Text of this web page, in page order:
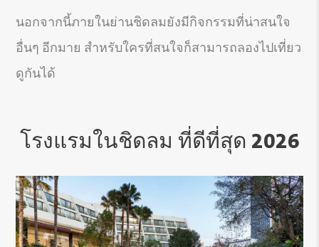
นอกจากนี้ภายในย่านชิดลมยังมีกิจกรรมที่น่าสนใจ
อื่นๆ อีกมาย สำหรับใครที่สนใจก็สามารถลองไปเที่ยว
ดูกันได้
โรงแรมในชิดลม ที่ดีที่สุด 2026